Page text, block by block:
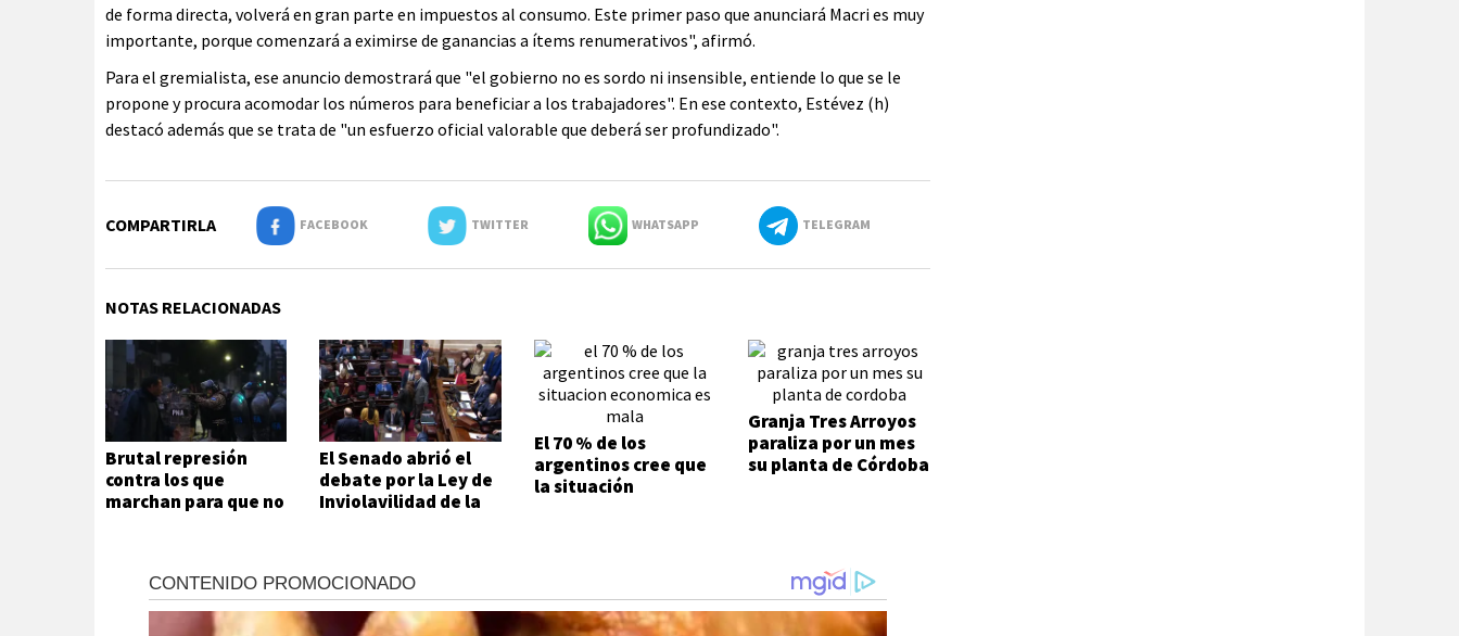
de forma directa, volverá en gran parte en impuestos al consumo. Este primer paso que anunciará Macri es muy
importante, porque comenzará a eximirse de ganancias a ítems renumerativos", afirmó.
Para el gremialista, ese anuncio demostrará que "el gobierno no es sordo ni insensible, entiende lo que se le
propone y procura acomodar los números para beneficiar a los trabajadores". En ese contexto, Estévez (h)
destacó además que se trata de "un esfuerzo oficial valorable que deberá ser profundizado".
COMPARTIRLA FACEBOOK TWITTER WHATSAPP TELEGRAM
NOTAS RELACIONADAS
Brutal represión
contra los que
marchan para que no
El Senado abrió el
debate por la Ley de
Inviolavilidad de la
El 70 % de los
argentinos cree que
la situación
Granja Tres Arroyos
paraliza por un mes
su planta de Córdoba